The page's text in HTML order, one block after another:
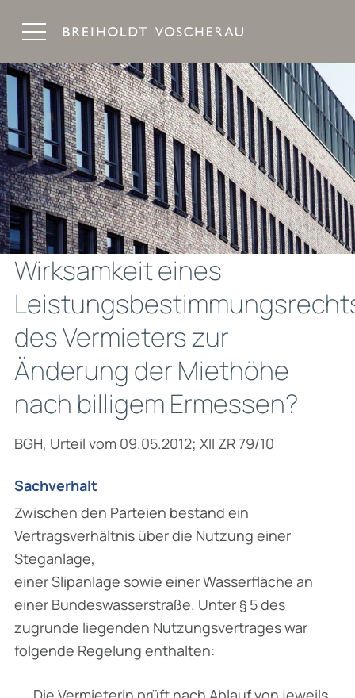
Wirksamkeit eines
des Vermieters zur
Änderung der Miethöhe
nach billigem Ermessen?
BGH, Urteil vom 09.05.2012; XII ZR 79/10
Sachverhalt
Zwischen den Parteien bestand ein
Vertragsverhältnis über die Nutzung einer
Steganlage,
einer Slipanlage sowie einer Wasserfläche an
einer Bundeswasserstraße. Unter § 5 des
zugrunde liegenden Nutzungsvertrages war
folgende Regelung enthalten: